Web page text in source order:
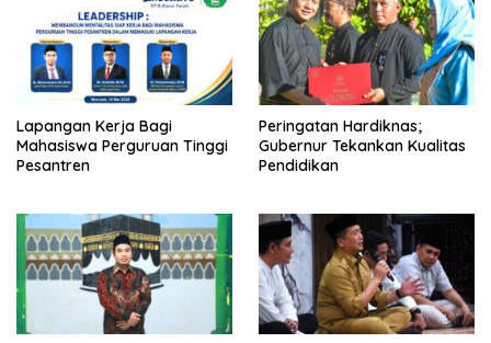
Lapangan Kerja Bagi
Mahasiswa Perguruan Tinggi
Pesantren
Peringatan Hardiknas;
Gubernur Tekankan Kualitas
Pendidikan